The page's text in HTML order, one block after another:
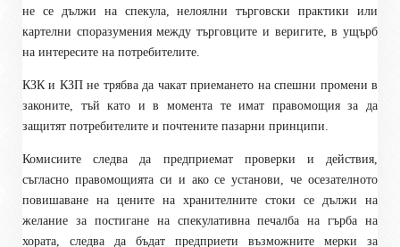
не се дължи на спекула, нелоялни търговски практики или
картелни споразумения между търговците и веригите, в ущърб
на интересите на потребителите.
КЗК и КЗП не трябва да чакат приемането на спешни промени в
законите, тъй като и в момента те имат правомощия за да
защитят потребителите и почтените пазарни принципи.
Комисиите следва да предприемат проверки и действия,
съгласно правомощията си и ако се установи, че осезателното
повишаване на цените на хранителните стоки се дължи на
желание за постигане на спекулативна печалба на гърба на
хората, следва да бъдат предприети възможните мерки за